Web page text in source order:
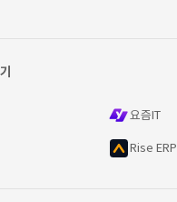
요즘IT
Rise ERP